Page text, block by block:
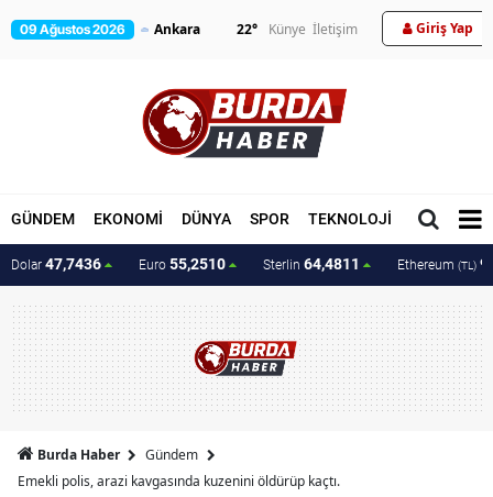
09 Ağustos 2026 22° Künye İletişim Giriş Yap
GÜNDEM EKONOMİ DÜNYA SPOR TEKNOLOJİ MAGAZİN
Dolar 47,7436 Euro 55,2510 Sterlin 64,4811 Ethereum (TL)
Burda Haber
Gündem
Emekli polis, arazi kavgasında kuzenini öldürüp kaçtı.